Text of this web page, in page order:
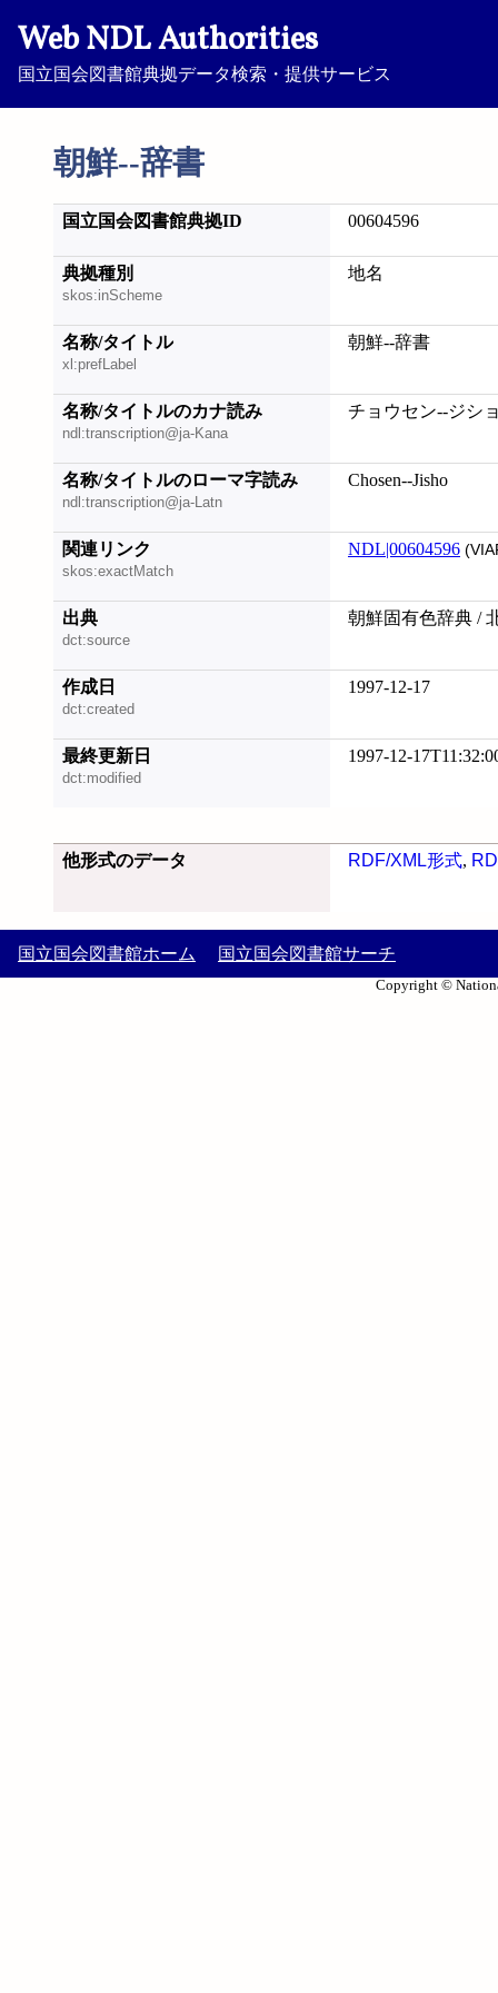
Web NDL Authorities
国立国会図書館典拠データ検索・提供サービス
朝鮮--辞書
国立国会図書館典拠ID 00604596
典拠種別
skos:inScheme
地名
名称/タイトル
xl:prefLabel
朝鮮--辞書
名称/タイトルのカナ読み
ndl:transcription@ja-Kana
チョウセン--ジシ
名称/タイトルのローマ字読み
ndl:transcription@ja-Latn
Chosen--Jisho
関連リンク
skos:exactMatch
NDL|00604596
出典
dct:source
朝鮮固有色辞典 /
作成日
dct:created
1997-12-17
最終更新日
dct:modified
1997-12-
他形式のデータ RDF/XML形式,
国立国会図書館ホーム 国立国会図書館サーチ
Copyright ©